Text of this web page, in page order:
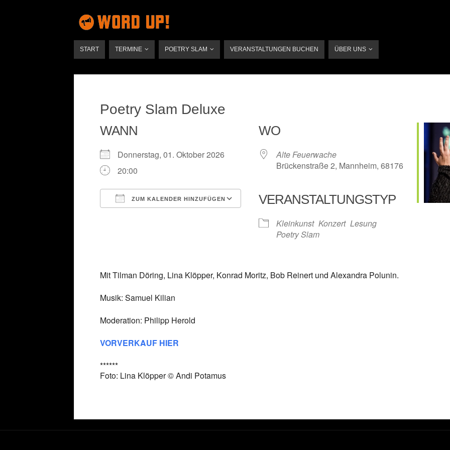
START TERMINE POETRY SLAM VERANSTALTUNGEN BUCHEN ÜBER UNS
Poetry Slam Deluxe
WANN
Donnerstag, 01. Oktober 2026
20:00
ZUM KALENDER HINZUFÜGEN
Google Kalender
WO
Alte Feuerwache
Brückenstraße 2, Mannheim, 68176
VERANSTALTUNGSTYP
Kleinkunst Konzert Lesung
Poetry Slam
Mit Tilman Döring, Lina Klöpper, Konrad Moritz, Bob Reinert und Alexandra Polunin.
Musik: Samuel Kilian
Moderation: Philipp Herold
VORVERKAUF HIER
******
Foto: Lina Klöpper© Andi Potamus